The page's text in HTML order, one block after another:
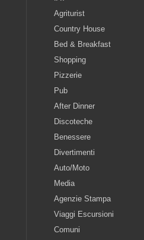
Agriturist
Country House
Bed & Breakfast
Shopping
Pizzerie
Pub
After Dinner
Discoteche
Benessere
Divertimenti
Auto/Moto
Media
Agenzie Stampa
Viaggi Escursioni
Comuni